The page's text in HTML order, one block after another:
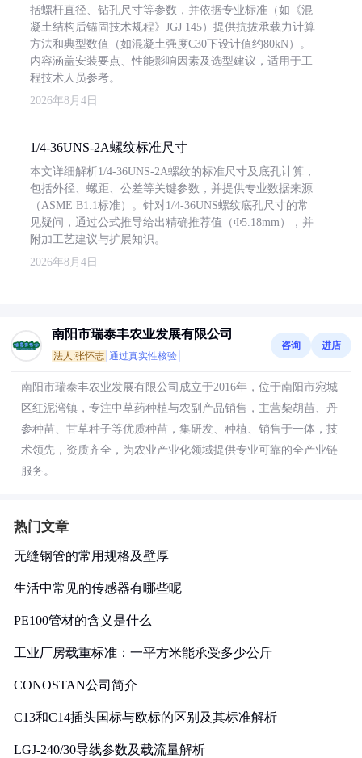
括螺杆直径、钻孔尺寸等参数，并依据专业标准（如《混
凝土结构后锚固技术规程》JGJ 145）提供抗拔承载力计算
方法和典型数值（如混凝土强度C30下设计值约80kN）。
内容涵盖安装要点、性能影响因素及选型建议，适用于工
程技术人员参考。
2026年8月4日
1/4-36UNS-2A螺纹标准尺寸
本文详细解析1/4-36UNS-2A螺纹的标准尺寸及底孔计算，
包括外径、螺距、公差等关键参数，并提供专业数据来源
（ASME B1.1标准）。针对1/4-36UNS螺纹底孔尺寸的常
见疑问，通过公式推导给出精确推荐值（Φ5.18mm），并
附加工艺建议与扩展知识。
2026年8月4日
南阳市瑞泰丰农业发展有限公司
法人:张怀志 通过真实性核验
咨询 进店
南阳市瑞泰丰农业发展有限公司成立于2016年，位于南阳市宛城
区红泥湾镇，专注中草药种植与农副产品销售，主营柴胡苗、丹
参种苗、甘草种子等优质种苗，集研发、种植、销售于一体，技
术领先，资质齐全，为农业产业化领域提供专业可靠的全产业链
服务。
热门文章
无缝钢管的常用规格及壁厚
生活中常见的传感器有哪些呢
PE100管材的含义是什么
工业厂房载重标准：一平方米能承受多少公斤
CONOSTAN公司简介
C13和C14插头国标与欧标的区别及其标准解析
LGJ-240/30导线参数及载流量解析